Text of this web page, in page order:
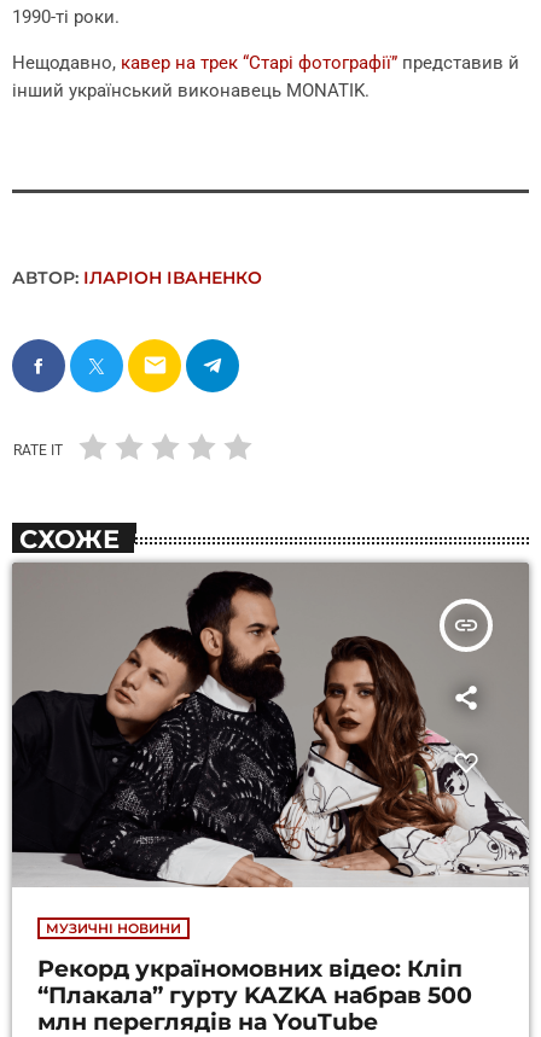
1990-ті роки.
Нещодавно, кавер на трек “Старі фотографії” представив й
інший український виконавець MONATIK.
АВТОР: ІЛАРІОН ІВАНЕНКО
email
RATE IT
СХОЖЕ
insert_link
МУЗИЧНІ НОВИНИ
Рекорд україномовних відео: Кліп
“Плакала” гурту KAZKA набрав 500
млн переглядів на YouTube